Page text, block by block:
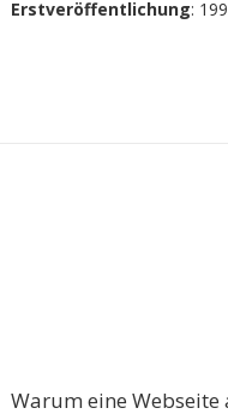
Erstveröffentlichung:
Warum eine Webseite